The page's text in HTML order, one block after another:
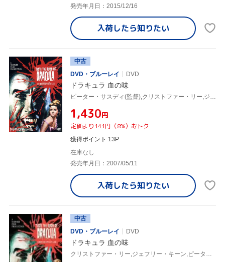
発売年月日：2015/12/16
入荷したら知りたい
中古
DVD・ブルーレイ
DVD
ドラキュラ 血の味
¥1,430円
定価より141円（8%）おトク
獲得ポイント 13P
在庫なし
発売年月日：2007/05/11
入荷したら知りたい
中古
DVD・ブルーレイ
DVD
ドラキュラ 血の味